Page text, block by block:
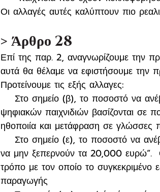
Οι αλλαγές αυτές καλύπτουν πιο
> Άρθρο 28
Επί της παρ. 2, αναγνωρίζουμε την
αυτά θα θέλαμε να εφιστήσουμε την
Προτείνουμε τις εξής αλλαγες:
Στο σημείο (β), το ποσοστό να
ψηφιακών παιχνιδιών βασίζονται σε
ηθοποιία και μετάφραση σε γλώσσες
Στο σημείο (ε), το ποσοστό να
να μην ξεπερνούν τα 20,000 ευρώ”.
τρόπο με τον οποίο το
παραγωγής